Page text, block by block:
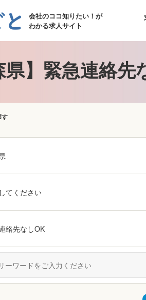
会社のココ知りたい！が
わかる求人サイト
県】緊急連絡
す
てください
絡先なしOK